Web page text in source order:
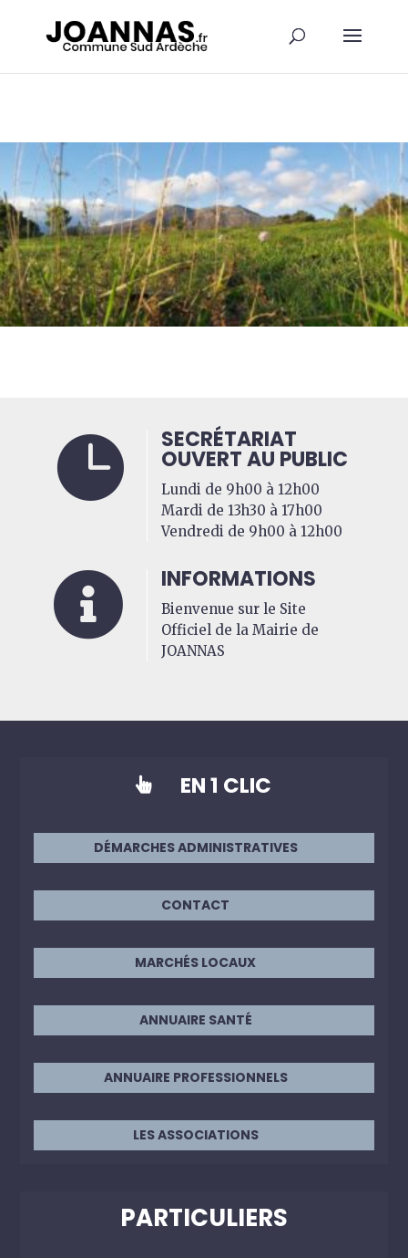
 SECRÉTARIAT
OUVERT AU PUBLIC
Lundi de 9h00 à 12h00
Mardi de 13h30 à 17h00
Vendredi de 9h00 à 12h00
 INFORMATIONS
Bienvenue sur le Site
Officiel de la Mairie de
JOANNAS
 EN 1 CLIC
DÉMARCHES ADMINISTRATIVES
CONTACT
MARCHÉS LOCAUX
ANNUAIRE SANTÉ
ANNUAIRE PROFESSIONNELS
LES ASSOCIATIONS
PARTICULIERS